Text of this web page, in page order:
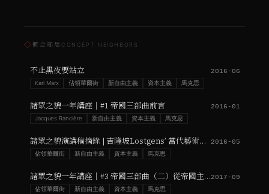
◇概念鄰居 CONCEPT NEIGHBORS
不止黑夜要站立 2016-06
Karl Marx 佔領華爾街 新自由主義 資本主義 馬克思
諸眾之貌一年講座｜#1 帝國三部曲前言 2016-01
Jacques Rancière 新自由主義 資本主義 馬克思
諸眾之貌演講稿摘錄 | 吉隆坡Lostgens’ 當代藝術空間 2016-05
佔領華爾街 新自由主義 資本主義 馬克思
諸眾之貌一年講座｜#3 帝國三部曲（二）從帝國主義到帝國2017-09
佔領華爾街 新自由主義 資本主義 馬克思